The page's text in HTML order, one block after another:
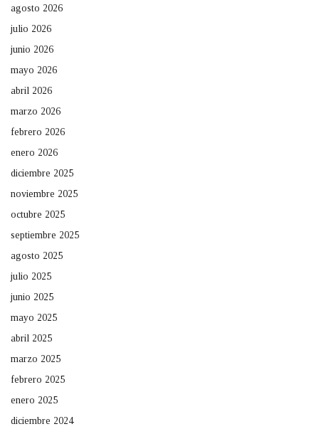
agosto 2026
julio 2026
junio 2026
mayo 2026
abril 2026
marzo 2026
febrero 2026
enero 2026
diciembre 2025
noviembre 2025
octubre 2025
septiembre 2025
agosto 2025
julio 2025
junio 2025
mayo 2025
abril 2025
marzo 2025
febrero 2025
enero 2025
diciembre 2024